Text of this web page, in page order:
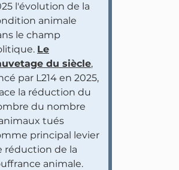
l'évolution de la
animale
le champ
Le
du siècle,
par L214 en 2025,
la réduction du
du nombre
tués
principal levier
réduction de la
animale.